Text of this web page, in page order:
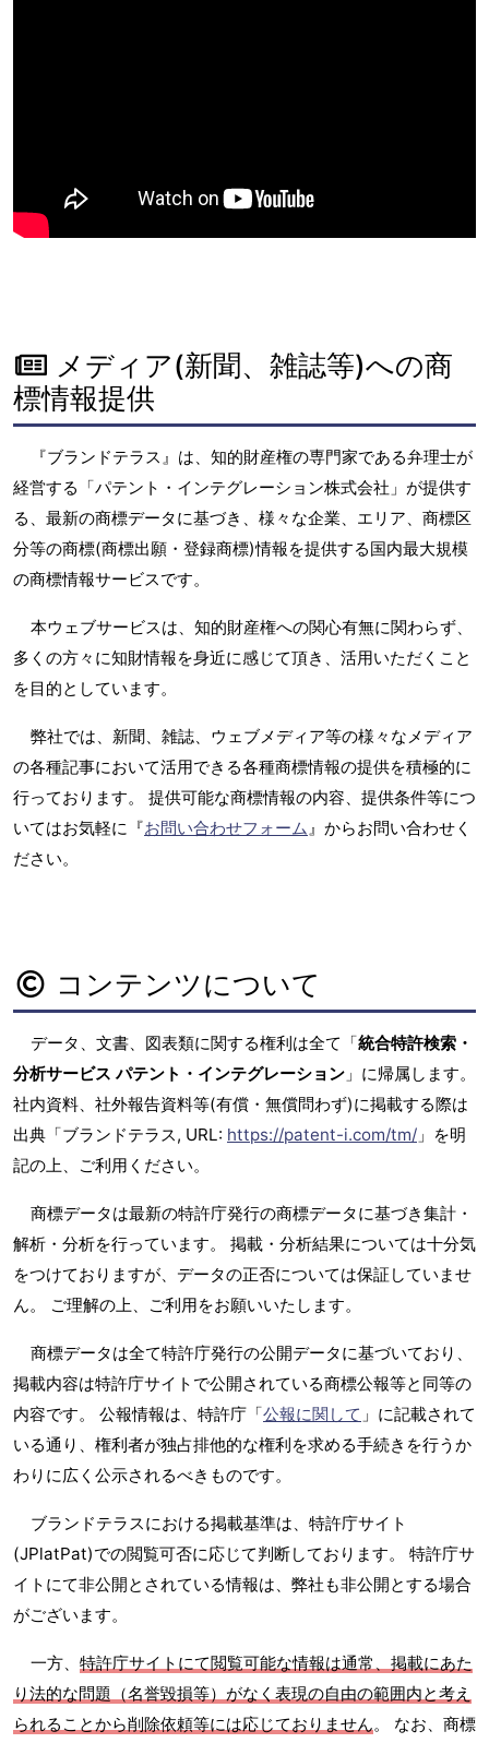
メディア(新聞、雑誌等)への商
標情報提供
『ブランドテラス』は、知的財産権の専門家である弁理士が
経営する「パテント・インテグレーション株式会社」が提供す
る、最新の商標データに基づき、様々な企業、エリア、商標区
分等の商標(商標出願・登録商標)情報を提供する国内最大規模
の商標情報サービスです。
本ウェブサービスは、知的財産権への関心有無に関わらず、
多くの方々に知財情報を身近に感じて頂き、活用いただくこと
を目的としています。
弊社では、新聞、雑誌、ウェブメディア等の様々なメディア
の各種記事において活用できる各種商標情報の提供を積極的に
行っております。 提供可能な商標情報の内容、提供条件等につ
いてはお気軽に『お問い合わせフォーム』からお問い合わせく
ださい。
コンテンツについて
データ、文書、図表類に関する権利は全て「統合特許検索・
分析サービス パテント・インテグレーション 」に帰属します。
社内資料、社外報告資料等(有償・無償問わず)に掲載する際は
出典「ブランドテラス, URL: https://patent-i.com/tm/ 」を明
記の上、ご利用ください。
商標データは最新の特許庁発行の商標データに基づき集計・
解析・分析を行っています。 掲載・分析結果については十分気
をつけておりますが、データの正否については保証していませ
ん。 ご理解の上、ご利用をお願いいたします。
商標データは全て特許庁発行の公開データに基づいており、
掲載内容は特許庁サイトで公開されている商標公報等と同等の
内容です。 公報情報は、特許庁「公報に関して 」に記載されて
いる通り、権利者が独占排他的な権利を求める手続きを行うか
わりに広く公示されるべきものです。
ブランドテラスにおける掲載基準は、特許庁サイト
(JPlatPat)での閲覧可否に応じて判断しております。 特許庁サ
イトにて非公開とされている情報は、弊社も非公開とする場合
がございます。
一方、 特許庁サイトにて閲覧可能な情報は通常、掲載にあた
り法的な問題（名誉毀損等）がなく表現の自由の範囲内と考え
られることから削除依頼等には応じておりません。 なお、商標